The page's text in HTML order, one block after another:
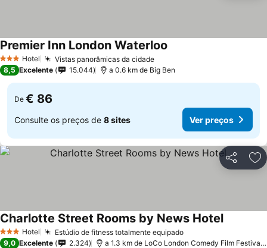
3 EstrelasHotel Vistas panorâmicas da cidadeVer preços
Premier Inn London Waterloo
8,5 Excelente 15.044 a 0.6 km de Big Ben
De € 86
Consulte os preços de 8 sites Ver preços
Partilhar
3 EstrelasHotel Estúdio de fitness totalmente equipadoVer preços
Charlotte Street Rooms by News HotelVer
9,0 Excelente 2.324 a 1.3 km de LoCo London Comedy Film Festival